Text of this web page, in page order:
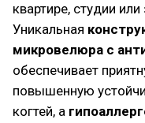
квартире, студии
Уникальная
микровелюра с
обеспечивает
повышенную
когтей, а